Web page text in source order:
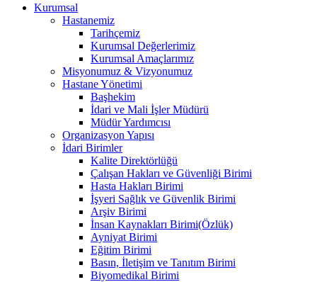
Kurumsal
Hastanemiz
Tarihçemiz
Kurumsal Değerlerimiz
Kurumsal Amaçlarımız
Misyonumuz & Vizyonumuz
Hastane Yönetimi
Başhekim
İdari ve Mali İşler Müdürü
Müdür Yardımcısı
Organizasyon Yapısı
İdari Birimler
Kalite Direktörlüğü
Çalışan Hakları ve Güvenliği Birimi
Hasta Hakları Birimi
İşyeri Sağlık ve Güvenlik Birimi
Arşiv Birimi
İnsan Kaynakları Birimi(Özlük)
Ayniyat Birimi
Eğitim Birimi
Basın, İletişim ve Tanıtım Birimi
Biyomedikal Birimi